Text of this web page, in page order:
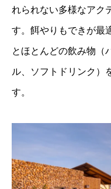
れられない多様なアク
す。餌やりもできが最
とほとんどの飲み物（
ル、ソフトドリンク）
す。